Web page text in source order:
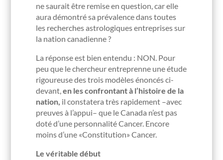
ne saurait être remise en question, car elle
aura démontré sa prévalence dans toutes
les recherches astrologiques entreprises sur
la nation canadienne ?
La réponse est bien entendu : NON. Pour
peu que le chercheur entreprenne une étude
rigoureuse des trois modèles énoncés ci-
devant,en les confrontant à l’histoire de la
nation, il constatera très rapidement –avec
preuves à l’appui– que le Canada n’est pas
doté d’une personnalité Cancer. Encore
moins d’une «Constitution» Cancer.
Le véritable début